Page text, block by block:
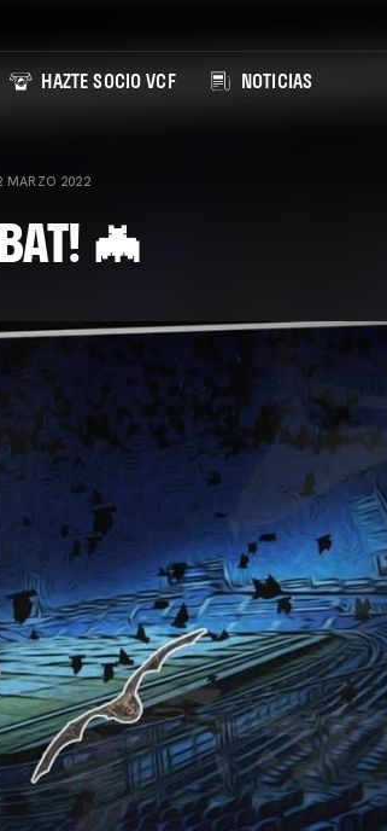
HAZTE SOCIO VCF NOTICIAS
MARZO 2022
🦇